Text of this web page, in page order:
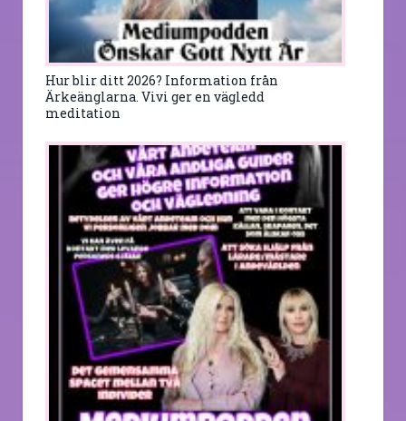
Hur blir ditt 2026? Information från
Ärkeänglarna. Vivi ger en vägledd
meditation